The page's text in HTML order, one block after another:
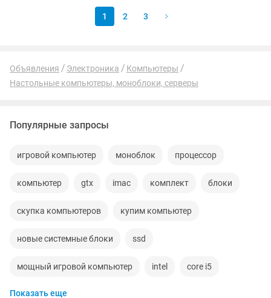
1 2 3
Объявления Электроника
Компьютеры
Настольные компьютеры, моноблоки, серверы
Популярные запросы
игровой компьютер моноблок процессор
компьютер gtx imac комплект блоки
скупка компьютеров купим компьютер
новые системные блоки ssd
мощный игровой компьютер intel core i5
gtx 1060
Показать еще